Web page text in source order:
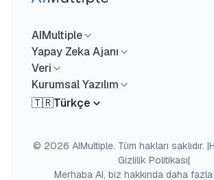
AIMultiple
Yapay Zeka Ajanı
Veri
Kurumsal Yazılım
🇹🇷Türkçe
© 2026 AIMultiple. Tüm hakları saklıdır. |
Gizlilik Politikası|
Merhaba AI, biz hakkında daha